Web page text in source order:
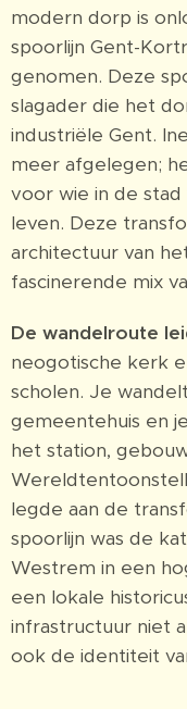
modern dorp is
spoorlijn Gent-
genomen. Deze
slagader die het
industriële Gent.
meer afgelegen;
voor wie in de
leven. Deze
architectuur van
fascinerende mix
De wandelroute
neogotische kerk
scholen. Je
gemeentehuis en
het station,
legde aan de
spoorlijn was de
Westrem in een
een lokale
infrastructuur niet
ook de identiteit